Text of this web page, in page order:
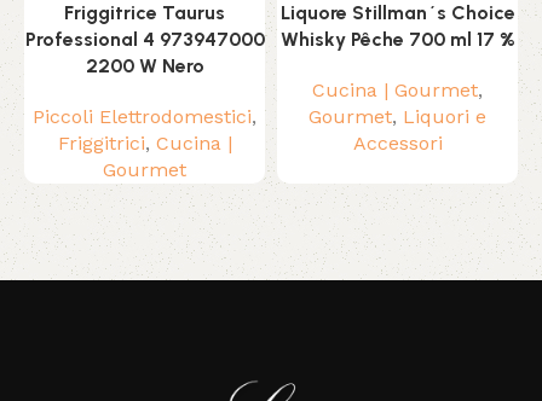
Friggitrice Taurus
Professional 4 973947000
2200 W Nero
Piccoli Elettrodomestici,
Friggitrici, Cucina |
Gourmet
Liquore Stillman´s Choice
Whisky Pêche 700 ml 17 %
Cucina | Gourmet,
Gourmet, Liquori e
Accessori
Read More